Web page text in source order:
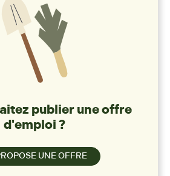
publier une offre
d'emploi ?
UNE OFFRE